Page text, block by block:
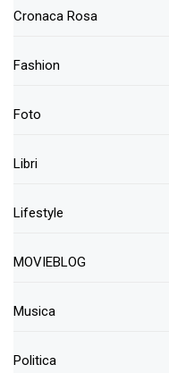
Cronaca Rosa
Fashion
Foto
Libri
Lifestyle
MOVIEBLOG
Musica
Politica